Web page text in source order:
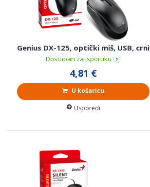
Genius DX-125, optički miš, USB, crni
Dostupan za isporuku
4,81 €
U košaricu
Usporedi